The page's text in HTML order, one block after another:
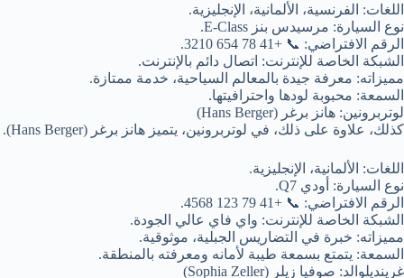
اللغات: الفرنسية، الألمانية، الإنجليزية.
نوع السيارة: مرسيدس بنز E-Class.
الرقم الافتراضي: 📞 +41 78 654 3210.
الشبكة الخاصة للإنترنت: اتصال دائم بالإنترنت.
مميزاته: معرفة جيدة بالمعالم السياحية، خدمة ممتازة.
السمعة: محبوبة لودها واحترافيتها.
لوتربرونين: هانز برغر (Hans Berger)
كذلك، علاوة على ذلك، في لوتربرونين، يتميز هانز برغر (Hans Berger).
اللغات: الألمانية، الإنجليزية.
نوع السيارة: أودي Q7.
الرقم الافتراضي: 📞 +41 79 123 4568.
الشبكة الخاصة للإنترنت: واي فاي عالي الجودة.
مميزاته: خبرة في التضاريس الجبلية، موثوقية.
السمعة: يتمتع بسمعة طيبة لأمانه ومعرفته بالمنطقة.
غرينديلوالد: صوفيا زيلر (Sophia Zeller)